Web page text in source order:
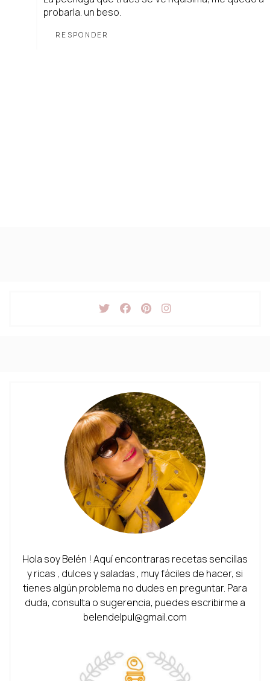
probarla. un beso.
RESPONDER
Hola soy Belén ! Aquí encontraras recetas sencillas
y ricas , dulces y saladas , muy fáciles de hacer, si
tienes algún problema no dudes en preguntar. Para
duda, consulta o sugerencia, puedes escribirme a
belendelpul@gmail.com